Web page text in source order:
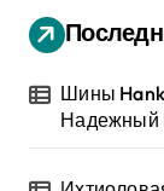
Шины
Надежный